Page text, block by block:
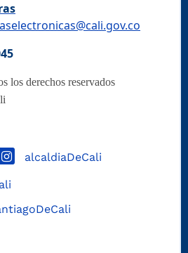
los derechos reservados
alcaldiaDeCali